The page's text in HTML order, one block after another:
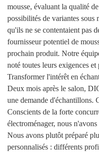
mousse, évaluant la qualité
possibilités de variantes sous
qu'ils ne se contentaient pas
fournisseur potentiel de
prochain produit. Notre
noté toutes leurs exigences
Transformer l'intérêt en
Deux mois après le salon,
une demande d'échantillons.
Conscients de la forte
électroménager, nous
Nous avons plutôt préparé
personnalisés : différents